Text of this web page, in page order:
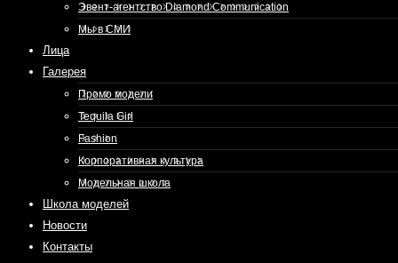
Эвент-агентство Diamond Communication
Мы в СМИ
Лица
Галерея
Промо модели
Tequila Girl
Fashion
Корпоративная культура
Модельная школа
Школа моделей
Новости
Контакты